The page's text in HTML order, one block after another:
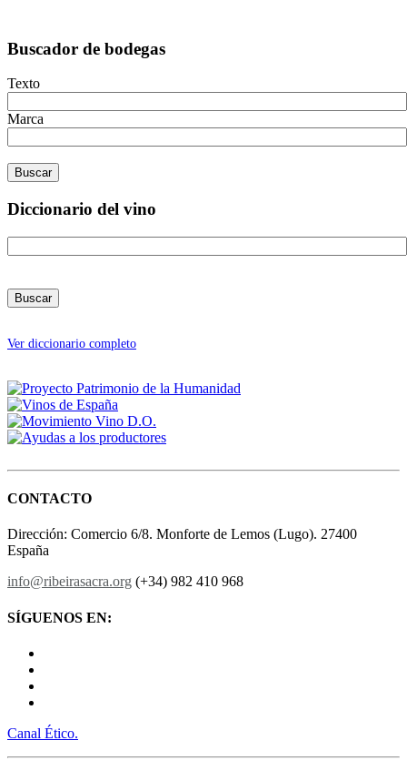
Buscador de bodegas
Texto
Marca
Diccionario del vino
Ver diccionario completo
CONTACTO
Dirección: Comercio 6/8. Monforte de Lemos (Lugo). 27400
España
info@ribeirasacra.org (+34) 982 410 968
SÍGUENOS EN:
Canal Ético.